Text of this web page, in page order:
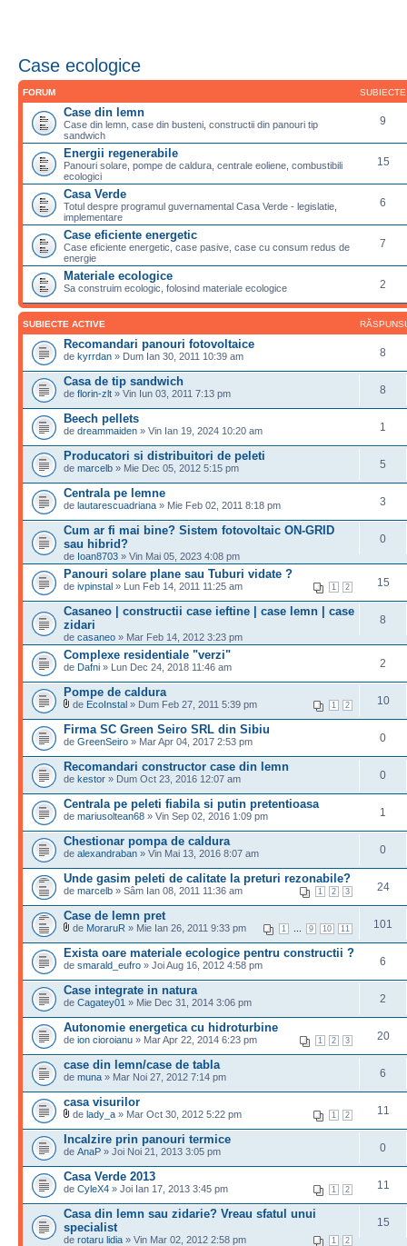
Case ecologice
FORUM SUBIECTE
Case din lemn
Case din lemn, case din busteni, constructii din panouri tip
sandwich
9
Energii regenerabile
Panouri solare, pompe de caldura, centrale eoliene, combustibili
ecologici
15
Casa Verde
Totul despre programul guvernamental Casa Verde - legislatie,
implementare
6
Case eficiente energetic
Case eficiente energetic, case pasive, case cu consum redus de
energie
7
Materiale ecologice
Sa construim ecologic, folosind materiale ecologice 2
SUBIECTE ACTIVE
Recomandari panouri fotovoltaice
de kyrrdan » Dum Ian 30, 2011 10:39 am 8
Casa de tip sandwich
de florin-zlt » Vin Iun 03, 2011 7:13 pm 8
Beech pellets
de dreammaiden » Vin Ian 19, 2024 10:20 am 1
Producatori si distribuitori de peleti
de marcelb » Mie Dec 05, 2012 5:15 pm 5
Centrala pe lemne
de lautarescuadriana » Mie Feb 02, 2011 8:18 pm 3
Cum ar fi mai bine? Sistem fotovoltaic ON-GRID
sau hibrid?
de Ioan8703 » Vin Mai 05, 2023 4:08 pm
0
Panouri solare plane sau Tuburi vidate ?
1 2
de ivpinstal » Lun Feb 14, 2011 11:25 am 15
Casaneo | constructii case ieftine | case lemn | case
zidari
de casaneo » Mar Feb 14, 2012 3:23 pm
8
Complexe residentiale "verzi"
de Dafni » Lun Dec 24, 2018 11:46 am 2
Pompe de caldura
1 2
de EcoInstal » Dum Feb 27, 2011 5:39 pm 10
Firma SC Green Seiro SRL din Sibiu
de GreenSeiro » Mar Apr 04, 2017 2:53 pm 0
Recomandari constructor case din lemn
de kestor » Dum Oct 23, 2016 12:07 am 0
Centrala pe peleti fiabila si putin pretentioasa
de mariusoltean68 » Vin Sep 02, 2016 1:09 pm 1
Chestionar pompa de caldura
de alexandraban » Vin Mai 13, 2016 8:07 am 0
Unde gasim peleti de calitate la preturi rezonabile?
1 2 3
de marcelb » Sâm Ian 08, 2011 11:36 am 24
Case de lemn pret
1 9 10 11
de MoraruR » Mie Ian 26, 2011 9:33 pm 101
Exista oare materiale ecologice pentru constructii ?
de smarald_eufro » Joi Aug 16, 2012 4:58 pm 6
Case integrate in natura
de Cagatey01 » Mie Dec 31, 2014 3:06 pm 2
Autonomie energetica cu hidroturbine
1 2 3
de ion cioroianu » Mar Apr 22, 2014 6:23 pm 20
case din lemn/case de tabla
de muna » Mar Noi 27, 2012 7:14 pm 6
casa visurilor
1 2
de lady_a » Mar Oct 30, 2012 5:22 pm 11
Incalzire prin panouri termice
de AnaP » Joi Noi 21, 2013 3:05 pm 0
Casa Verde 2013
1 2
de CyleX4 » Joi Ian 17, 2013 3:45 pm 11
Casa din lemn sau zidarie? Vreau sfatul unui
specialist
1 2
de rotaru lidia » Vin Mar 02, 2012 2:58 pm
15